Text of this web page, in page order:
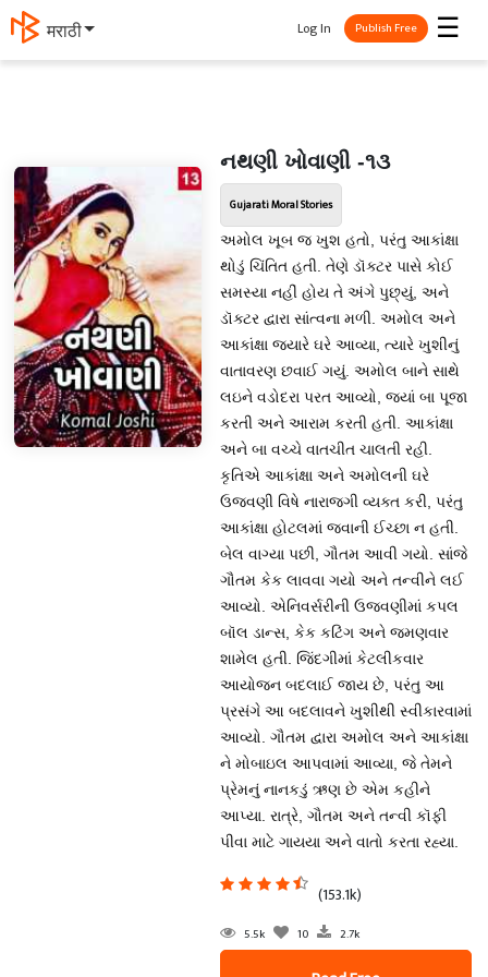
मराठी ☰
Log In Publish Free
નથણી ખોવાણી -૧૩
Gujarati Moral Stories
અમોલ ખૂબ જ ખુશ હતો, પરંતુ આકાંક્ષા
થોડું ચિંતિત હતી. તેણે ડૉક્ટર પાસે કોઈ
સમસ્યા નહીં હોય તે અંગે પુછ્યું, અને
ડૉક્ટર દ્વારા સાંત્વના મળી. અમોલ અને
આકાંક્ષા જ્યારે ઘરે આવ્યા, ત્યારે ખુશીનું
વાતાવરણ છવાઈ ગયું. અમોલ બાને સાથે
લઇને વડોદરા પરત આવ્યો, જ્યાં બા પૂજા
કરતી અને આરામ કરતી હતી. આકાંક્ષા
અને બા વચ્ચે વાતચીત ચાલતી રહી.
કૃતિએ આકાંક્ષા અને અમોલની ઘરે
ઉજવણી વિષે નારાજગી વ્યક્ત કરી, પરંતુ
આકાંક્ષા હોટલમાં જવાની ઈચ્છા ન હતી.
બેલ વાગ્યા પછી, ગૌતમ આવી ગયો. સાંજે
ગૌતમ કેક લાવવા ગયો અને તન્વીને લઈ
આવ્યો. એનિવર્સરીની ઉજવણીમાં કપલ
બૉલ ડાન્સ, કેક કટિંગ અને જમણવાર
શામેલ હતી. જિંદગીમાં કેટલીકવાર
આયોજન બદલાઈ જાય છે, પરંતુ આ
પ્રસંગે આ બદલાવને ખુશીથી સ્વીકારવામાં
આવ્યો. ગૌતમ દ્વારા અમોલ અને આકાંક્ષા
ને મોબાઇલ આપવામાં આવ્યા, જે તેમને
પ્રેમનું નાનકડું ઋણ છે એમ કહીને
આપ્યા. રાત્રે, ગૌતમ અને તન્વી કૉફી
પીવા માટે ગાયયા અને વાતો કરતા રહ્યા.
(153.1k)
5.5k 10 2.7k